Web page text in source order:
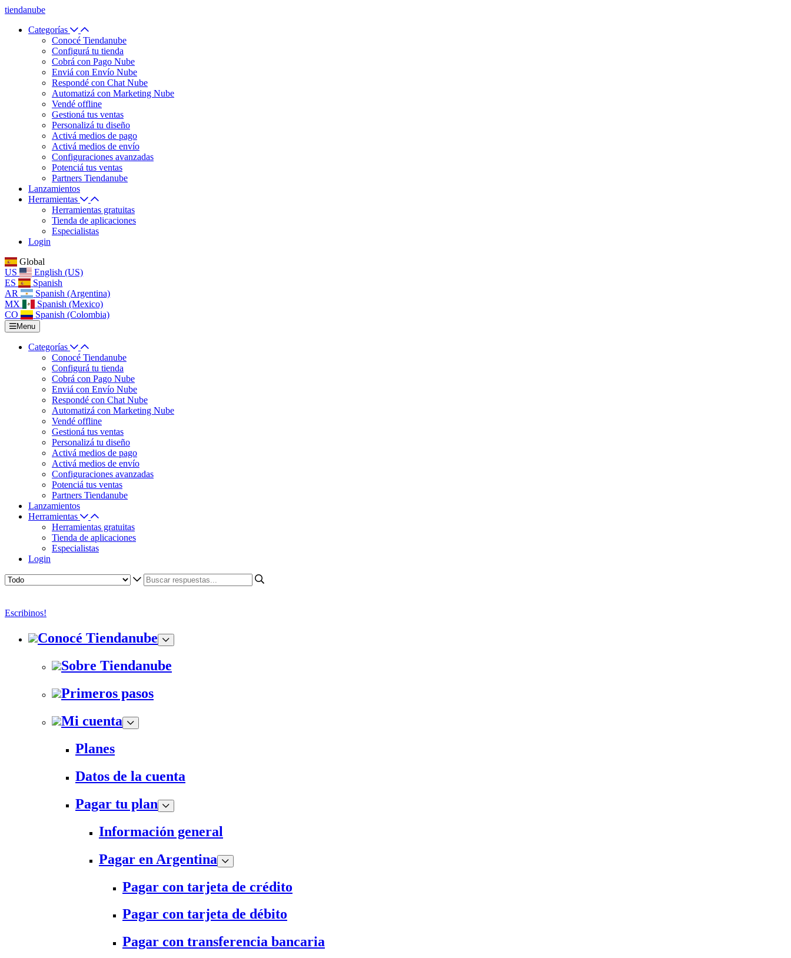
tiendanube
Categorías
Conocé Tiendanube
Configurá tu tienda
Cobrá con Pago Nube
Enviá con Envío Nube
Respondé con Chat Nube
Automatizá con Marketing Nube
Vendé offline
Gestioná tus ventas
Personalizá tu diseño
Activá medios de pago
Activá medios de envío
Configuraciones avanzadas
Potenciá tus ventas
Partners Tiendanube
Lanzamientos
Herramientas
Herramientas gratuitas
Tienda de aplicaciones
Especialistas
Login
Global
US
English (US)
ES
Spanish
AR
Spanish (Argentina)
MX
Spanish (Mexico)
CO
Spanish (Colombia)
Menu
Categorías
Conocé Tiendanube
Configurá tu tienda
Cobrá con Pago Nube
Enviá con Envío Nube
Respondé con Chat Nube
Automatizá con Marketing Nube
Vendé offline
Gestioná tus ventas
Personalizá tu diseño
Activá medios de pago
Activá medios de envío
Configuraciones avanzadas
Potenciá tus ventas
Partners Tiendanube
Lanzamientos
Herramientas
Herramientas gratuitas
Tienda de aplicaciones
Especialistas
Login
Escribinos!
Conocé Tiendanube
Sobre Tiendanube
Primeros pasos
Mi cuenta
Planes
Datos de la cuenta
Pagar tu plan
Información general
Pagar en Argentina
Pagar con tarjeta de crédito
Pagar con tarjeta de débito
Pagar con transferencia bancaria